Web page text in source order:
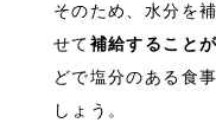
そのため、水分を
せて補給すること
どで塩分のある食
しょう。